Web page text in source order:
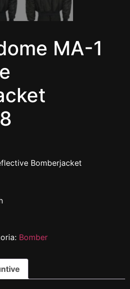
MA-1
Bomberjacket
Bomber